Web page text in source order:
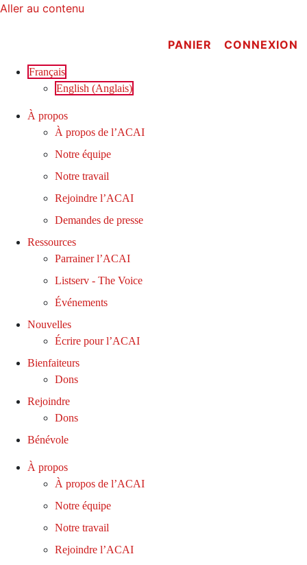
Aller au contenu
PANIER CONNEXION
Français
English (Anglais)
À propos
À propos de l’ACAI
Notre équipe
Notre travail
Rejoindre l’ACAI
Demandes de presse
Ressources
Parrainer l’ACAI
Listserv - The Voice
Événements
Nouvelles
Écrire pour l’ACAI
Bienfaiteurs
Dons
Rejoindre
Dons
Bénévole
À propos
À propos de l’ACAI
Notre équipe
Notre travail
Rejoindre l’ACAI